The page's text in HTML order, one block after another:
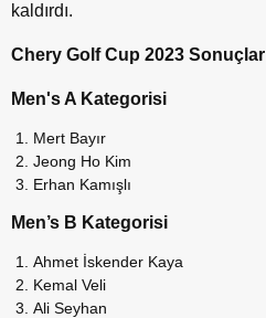
kaldırdı.
Chery Golf Cup 2023 Sonuçlar
Men's A Kategorisi
Mert Bayır
Jeong Ho Kim
Erhan Kamışlı
Men’s B Kategorisi
Ahmet İskender Kaya
Kemal Veli
Ali Seyhan